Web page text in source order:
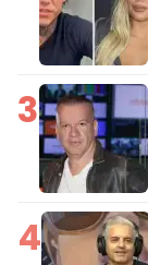
3
4